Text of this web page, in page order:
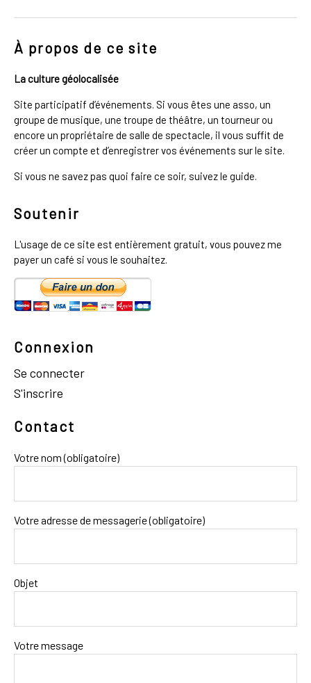
À propos de ce site
La culture géolocalisée
Site participatif d’événements. Si vous êtes une asso, un
groupe de musique, une troupe de théâtre, un tourneur ou
encore un propriétaire de salle de spectacle, il vous suffit de
créer un compte et d’enregistrer vos événements sur le site.
Si vous ne savez pas quoi faire ce soir, suivez le guide.
Soutenir
L'usage de ce site est entièrement gratuit, vous pouvez me
payer un café si vous le souhaitez.
Connexion
Se connecter
S'inscrire
Contact
Votre nom (obligatoire)
Votre adresse de messagerie (obligatoire)
Objet
Votre message